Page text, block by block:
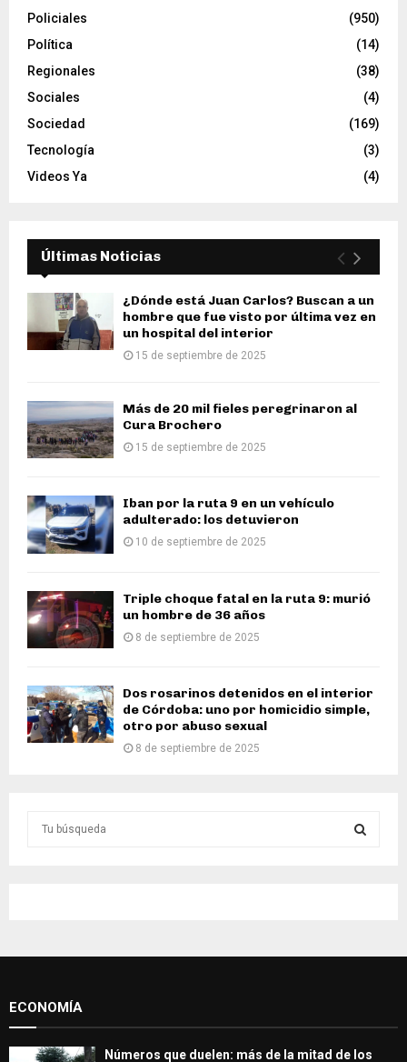
Policiales
(950)
Política
(14)
Regionales
(38)
Sociales
(4)
Sociedad
(169)
Tecnología
(3)
Videos Ya
(4)
Últimas Noticias
¿Dónde está Juan Carlos? Buscan a un
hombre que fue visto por última vez en
un hospital del interior
15 de septiembre de 2025
Más de 20 mil fieles peregrinaron al
Cura Brochero
15 de septiembre de 2025
Iban por la ruta 9 en un vehículo
adulterado: los detuvieron
10 de septiembre de 2025
Triple choque fatal en la ruta 9: murió
un hombre de 36 años
8 de septiembre de 2025
Dos rosarinos detenidos en el interior
de Córdoba: uno por homicidio simple,
otro por abuso sexual
8 de septiembre de 2025
o
H
ECONOMÍA
Números que duelen: más de la mitad de los